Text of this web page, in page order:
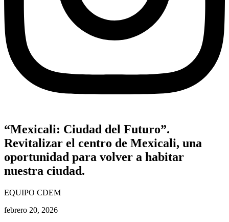
“Mexicali: Ciudad del Futuro”.
Revitalizar el centro de Mexicali, una
oportunidad para volver a habitar
nuestra ciudad.
EQUIPO CDEM
febrero 20, 2026